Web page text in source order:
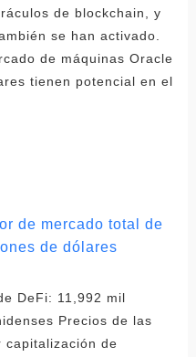
de blockchain, y
se han activado.
de máquinas Oracle
tienen potencial en el
de mercado total de
de dólares
DeFi: 11,992 mil
Precios de las
capitalización de